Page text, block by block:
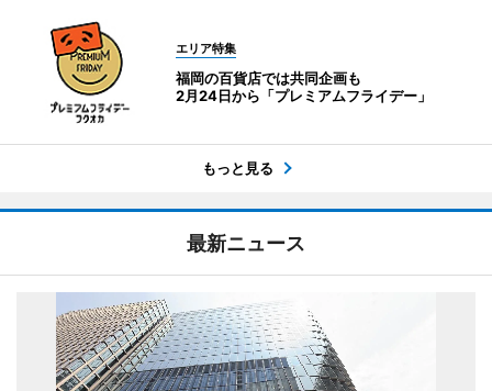
エリア特集
福岡の百貨店では共同企画も
2月24日から「プレミアムフライデー」
もっと見る
最新ニュース